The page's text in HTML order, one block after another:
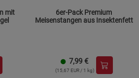
mit
6er-Pack Premium
Meisenstangen aus Insektenfett
7,99 €
(15,67 EUR / 1 kg)